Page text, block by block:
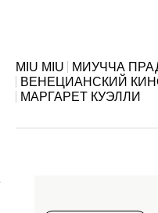
MIU MIU
МИУЧЧА
ВЕНЕЦИАНСКИЙ
МАРГАРЕТ КУЭЛЛИ